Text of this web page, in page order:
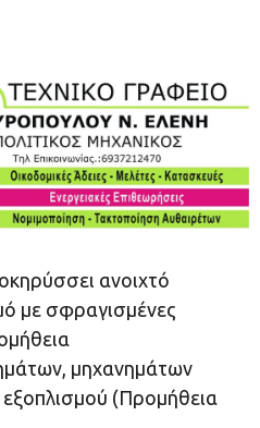
ανοιχτό
με σφραγισμένες
μηχανημάτων
(Προμήθεια